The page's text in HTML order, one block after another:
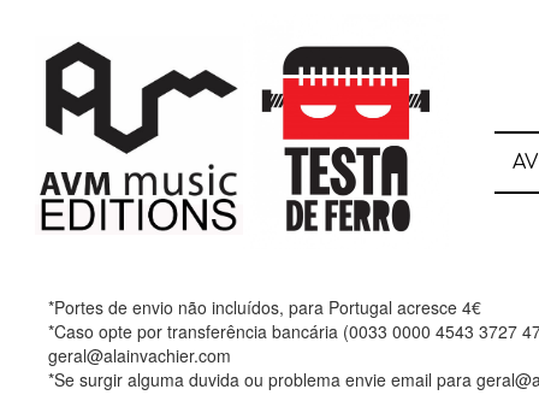
*Portes de envio não incluídos, para Portugal acresce 4€
*Caso opte por transferência bancária (0033 0000 4543 3727
geral@alainvachier.com
*Se surgir alguma duvida ou problema envie email para